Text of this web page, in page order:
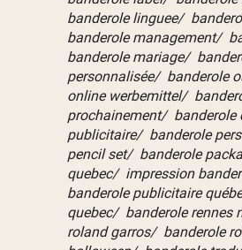
banderole linguee/
banderole management/
banderole mariage/
personnalisée/ banderole
online werbemittel/
prochainement/
publicitaire/ banderole
pencil set/ banderole
quebec/ impression
banderole publicitaire
quebec/ banderole rennes
roland garros/ banderole